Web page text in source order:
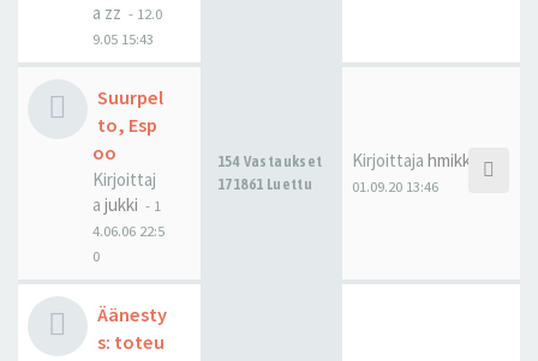
a zz - 12.0
9.05 15:43
Suurpel
to, Esp
oo
Kirjoittaj
a jukki - 1
4.06.06 22:5
0
154 Vastaukset
171861 Luettu
Kirjoittaja hmikko
01.09.20 13:46
Äänesty
s: toteu